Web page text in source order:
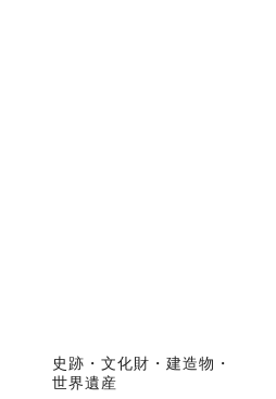
史跡・文化財・建造物・
世界遺産